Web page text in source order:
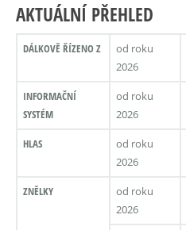
AKTUÁLNÍ PŘEHLED
DÁLKOVĚ ŘÍZENO Z
od roku
2026
INFORMAČNÍ
SYSTÉM
od roku
2026
HLAS
od roku
2026
ZNĚLKY
od roku
2026